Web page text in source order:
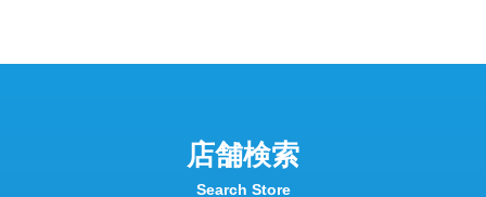
店舗検索
Search Store